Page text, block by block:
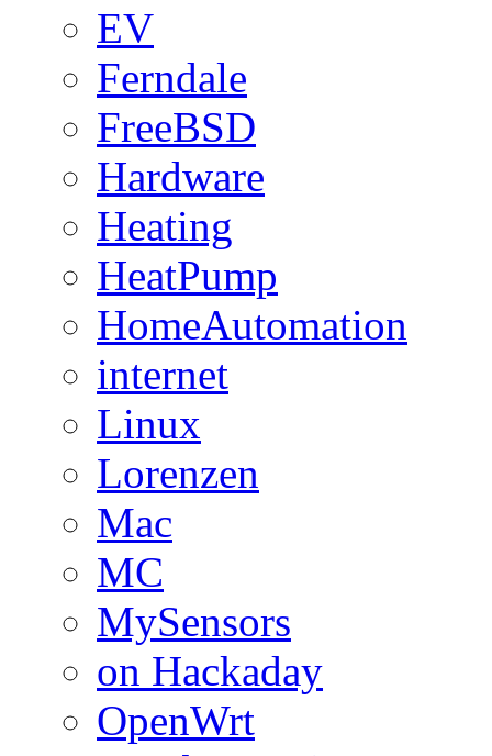
EV
Ferndale
FreeBSD
Hardware
Heating
HeatPump
HomeAutomation
internet
Linux
Lorenzen
Mac
MC
MySensors
on Hackaday
OpenWrt